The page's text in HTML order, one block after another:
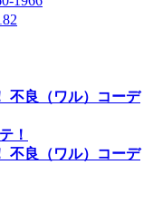
不良（ワル）コーデ
！
不良（ワル）コーデ